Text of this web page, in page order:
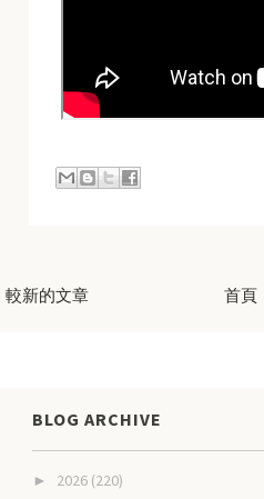
較新的文章 首頁
BLOG ARCHIVE
► 2026 (220)